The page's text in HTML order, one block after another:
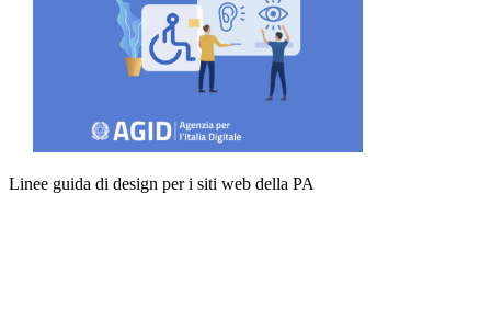
Linee guida di design per i siti web della PA